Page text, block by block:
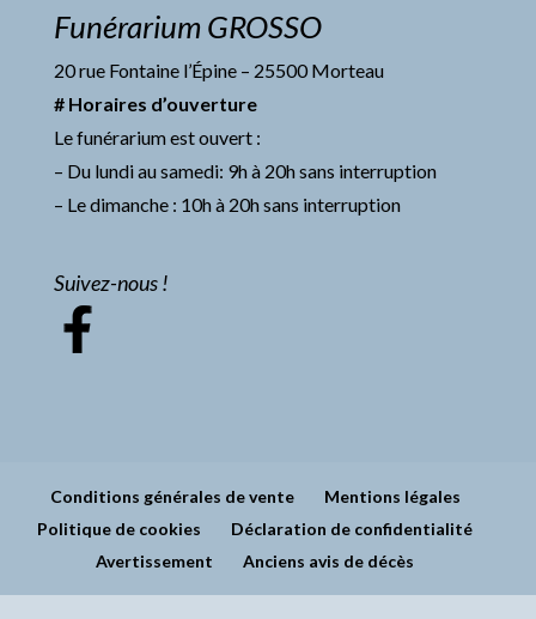
Funérarium GROSSO
20 rue Fontaine l’Épine – 25500 Morteau
# Horaires d’ouverture
Le funérarium est ouvert :
– Du lundi au samedi: 9h à 20h sans interruption
– Le dimanche : 10h à 20h sans interruption
Suivez-nous !
Conditions générales de vente
Mentions légales
Politique de cookies
Déclaration de confidentialité
Avertissement
Anciens avis de décès